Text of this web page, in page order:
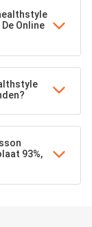
Online
93%,